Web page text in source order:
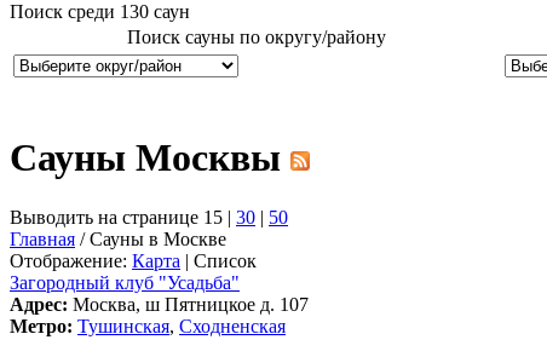
Поиск среди 130 саун
Поиск сауны по округу/району
Сауны Москвы
Выводить на странице 15 | 30 | 50
Главная / Сауны в Москве
Отображение: Карта | Список
Загородный клуб "Усадьба"
Адрес: Москва, ш Пятницкое д. 107
Метро: Тушинская, Сходненская